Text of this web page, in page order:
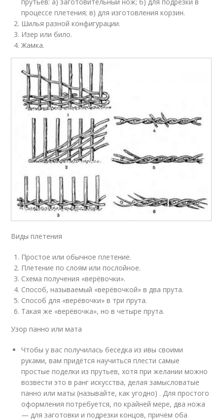
процессе плетения; в) для изготовления корзин.
Шилья разной конфигурации.
Изер или било.
Жамка.
Виды плетения
Простое или обычное плетение.
Плетение по слоям или послойное.
Схема получения «верёвочки».
Способ, называемый «верёвочкой» в два прута.
Способ для «верёвочки» в три прута.
Такая же «верёвочка», но в четыре прута.
Узор панно или мата
Чтобы у вас получилась беседка из ивы своими
руками, вам придётся научиться плести самые
простые поделки из прутьев, хотя при желании можно
возвести это в ранг искусства, делая замысловатые
панно или маты (называйте, как угодно) . Для простого
оформления потребуется, по крайней мере, два ножа
— для заготовки и подрезки концов, причём оба